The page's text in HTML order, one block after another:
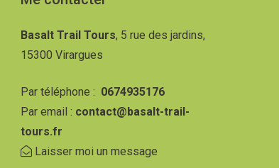
Basalt Trail Tours, 5 rue des jardins,
15300 Virargues
Par téléphone : 0674935176
Par email : contact@basalt-trail-
tours.fr
Laisser moi un message